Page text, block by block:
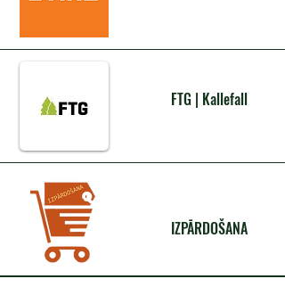
FTG | Kallefall
IZPĀRDOŠANA